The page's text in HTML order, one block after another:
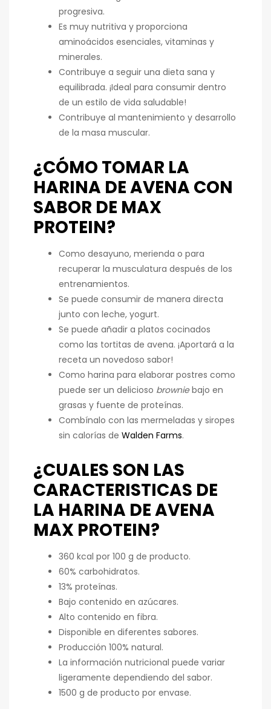
progresiva.
Es muy nutritiva y proporciona
aminoácidos esenciales, vitaminas y
minerales.
Contribuye a seguir una dieta sana y
equilibrada. ¡Ideal para consumir dentro
de un estilo de vida saludable!
Contribuye al mantenimiento y desarrollo
de la masa muscular.
¿CÓMO TOMAR LA
HARINA DE AVENA CON
SABOR DE MAX
PROTEIN?
Como desayuno, merienda o para
recuperar la musculatura después de los
entrenamientos.
Se puede consumir de manera directa
junto con leche, yogurt.
Se puede añadir a platos cocinados
como las tortitas de avena. ¡Aportará a la
receta un novedoso sabor!
Como harina para elaborar postres como
puede ser un delicioso browniebajo en
grasas y fuente de proteínas.
Combínalo con las mermeladas y siropes
sin calorías de Walden Farms.
¿CUALES SON LAS
CARACTERISTICAS DE
LA HARINA DE AVENA
MAX PROTEIN?
360 kcal por 100 g de producto.
60% carbohidratos.
13% proteínas.
Bajo contenido en azúcares.
Alto contenido en fibra.
Disponible en diferentes sabores.
Producción 100% natural.
La información nutricional puede variar
ligeramente dependiendo del sabor.
1500 g de producto por envase.